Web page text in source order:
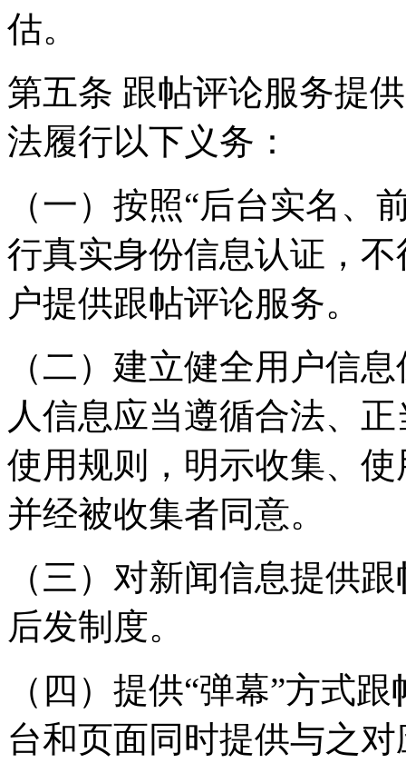
估。
第五条 跟帖评论服务提
法履行以下义务：
（一）按照“后台实名、
行真实身份信息认证，
户提供跟帖评论服务。
（二）建立健全用户信
人信息应当遵循合法、
使用规则，明示收集、
并经被收集者同意。
（三）对新闻信息提供
后发制度。
（四）提供“弹幕”方式
台和页面同时提供与之